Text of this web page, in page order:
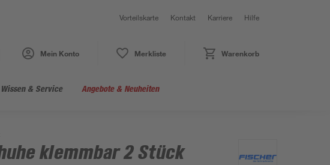
Vorteilskarte Kontakt Karriere Hilfe
Mein Konto Merkliste Warenkorb
Wissen & Service Angebote & Neuheiten
klemmbar 2 Stück